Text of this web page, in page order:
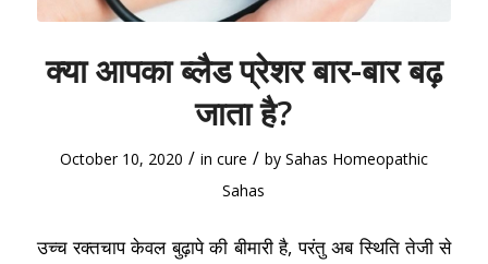
क्या आपका ब्लैड प्रेशर बार-बार बढ़
जाता है?
October 10, 2020 / in cure / by Sahas Homeopathic
Sahas
उच्च रक्तचाप केवल बुढ़ापे की बीमारी है, परंतु अब स्थिति तेजी से